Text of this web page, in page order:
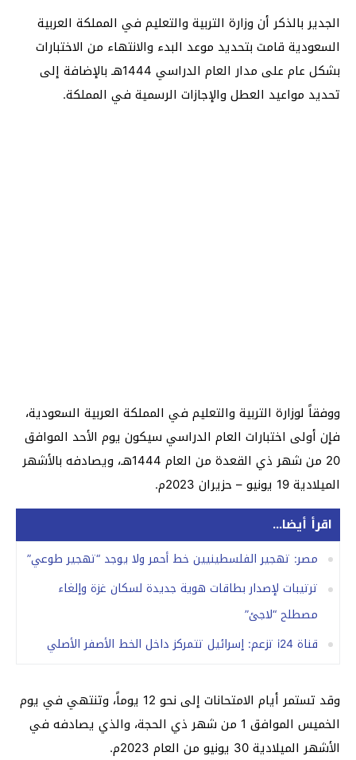
الجدير بالذكر أن وزارة التربية والتعليم في المملكة العربية
السعودية قامت بتحديد موعد البدء والانتهاء من الاختبارات
بشكل عام على مدار العام الدراسي 1444هـ بالإضافة إلى
تحديد مواعيد العطل والإجازات الرسمية في المملكة.
ووفقاً لوزارة التربية والتعليم في المملكة العربية السعودية،
فإن أولى اختبارات العام الدراسي سيكون يوم الأحد الموافق
20 من شهر ذي القعدة من العام 1444هـ، ويصادفه بالأشهر
الميلادية 19 يونيو – حزيران 2023م.
اقرأ أيضا...
مصر: تهجير الفلسطينيين خط أحمر ولا يوجد “تهجير طوعي”
ترتيبات لإصدار بطاقات هوية جديدة لسكان غزة وإلغاء
مصطلح “لاجئ”
قناة i24 تزعم: إسرائيل تتمركز داخل الخط الأصفر الأصلي
وقد تستمر أيام الامتحانات إلى نحو 12 يوماً، وتنتهي في يوم
الخميس الموافق 1 من شهر ذي الحجة، والذي يصادفه في
الأشهر الميلادية 30 يونيو من العام 2023م.